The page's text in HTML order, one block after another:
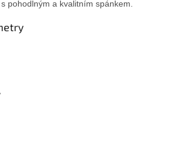
pohodlným a kvalitním spánkem.